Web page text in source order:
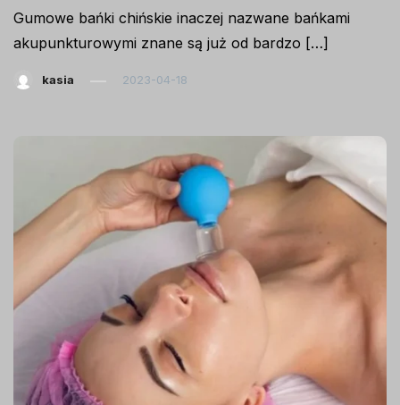
Gumowe bańki chińskie inaczej nazwane bańkami
akupunkturowymi znane są już od bardzo […]
kasia 2023-04-18